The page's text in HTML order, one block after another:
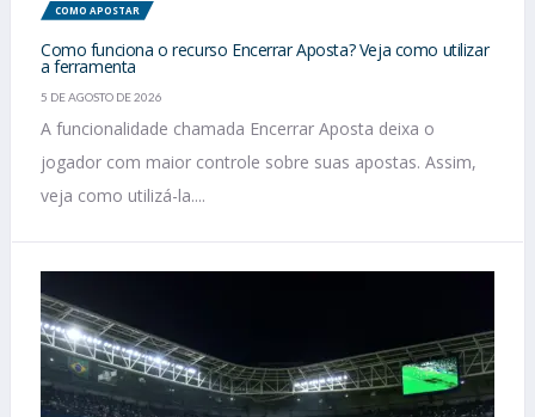
COMO APOSTAR
Como funciona o recurso Encerrar Aposta? Veja como utilizar
a ferramenta
5 DE AGOSTO DE 2026
A funcionalidade chamada Encerrar Aposta deixa o
jogador com maior controle sobre suas apostas. Assim,
veja como utilizá-la....